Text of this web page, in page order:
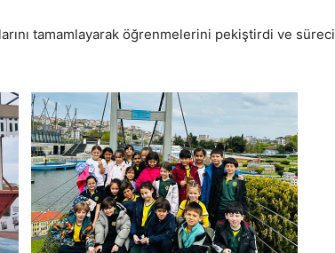
tamamlayarak öğrenmelerini pekiştirdi ve süreci